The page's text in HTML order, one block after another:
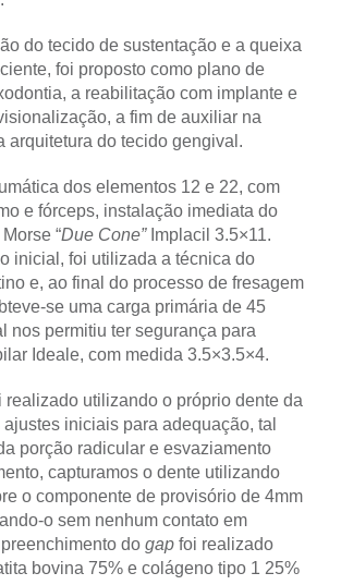
do tecido de sustentação e a queixa
foi proposto como plano de
a reabilitação com implante e
a fim de auxiliar na
arquitetura do tecido gengival.
dos elementos 12 e 22, com
e fórceps, instalação imediata do
“Due Cone”Implacil 3.5×11.
inicial, foi utilizada a técnica do
e, ao final do processo de fresagem
se uma carga primária de 45
nos permitiu ter segurança para
Ideale, com medida 3.5×3.5×4.
realizado utilizando o próprio dente da
iniciais para adequação, tal
porção radicular e esvaziamento
capturamos o dente utilizando
o componente de provisório de 4mm
o sem nenhum contato em
do gap foi realizado
bovina 75% e colágeno tipo 1 25%